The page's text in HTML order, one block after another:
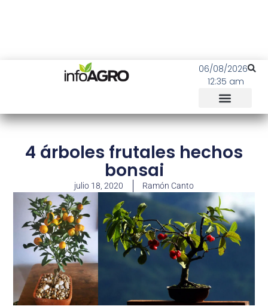
06/08/2026
12:35 am
4 árboles frutales hechos
bonsai
julio 18, 2020 Ramón Canto